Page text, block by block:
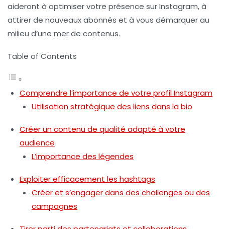
aideront à optimiser votre présence sur Instagram, à
attirer de nouveaux abonnés et à vous démarquer au
milieu d’une mer de contenus.
Table of Contents
Comprendre l’importance de votre profil Instagram
Utilisation stratégique des liens dans la bio
Créer un contenu de qualité adapté à votre
audience
L’importance des légendes
Exploiter efficacement les hashtags
Créer et s’engager dans des challenges ou des
campagnes